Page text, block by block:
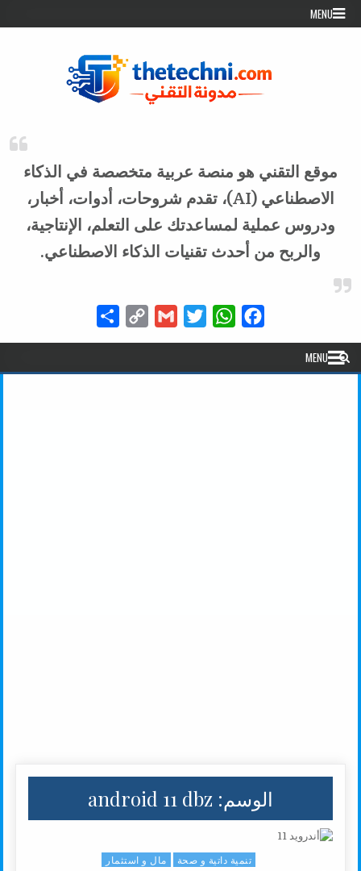
Skip to content
MENU
موقع التقني هو منصة عربية متخصصة في الذكاء
الاصطناعي (AI)، تقدم شروحات، أدوات، أخبار،
ودروس عملية لمساعدتك على التعلم، الإنتاجية،
والربح من أحدث تقنيات الذكاء الاصطناعي.
Facebook
WhatsApp
Twitter
Gmail
Copy
MENU
الوسم: android 11 dbz
Posted in
تنمية داتية و صحة مال و استثمار